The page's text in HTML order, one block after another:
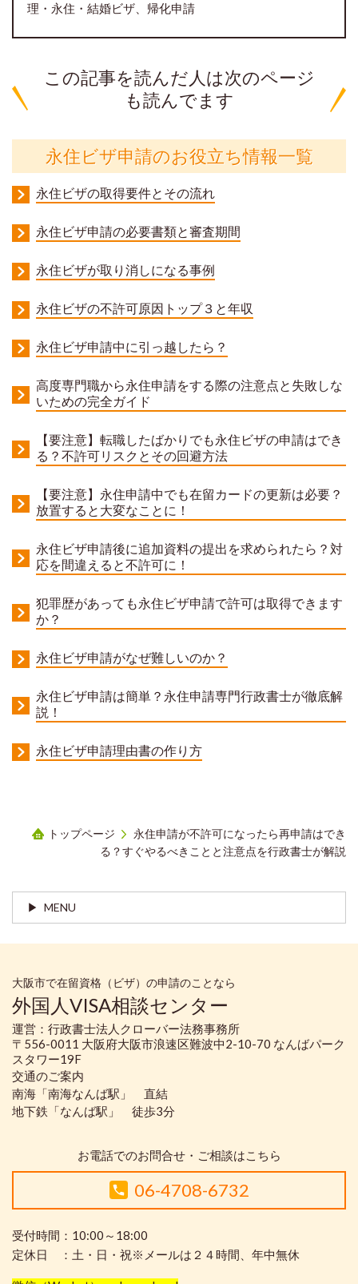
理・永住・結婚ビザ、帰化申請
この記事を読んだ人は次のページ
も読んでます
永住ビザ申請のお役立ち情報一覧
永住ビザの取得要件とその流れ
永住ビザ申請の必要書類と審査期間
永住ビザが取り消しになる事例
永住ビザの不許可原因トップ３と年収
永住ビザ申請中に引っ越したら？
高度専門職から永住申請をする際の注意点と失敗しな
いための完全ガイド
【要注意】転職したばかりでも永住ビザの申請はでき
る？不許可リスクとその回避方法
【要注意】永住申請中でも在留カードの更新は必要？
放置すると大変なことに！
永住ビザ申請後に追加資料の提出を求められたら？対
応を間違えると不許可に！
犯罪歴があっても永住ビザ申請で許可は取得できます
か？
永住ビザ申請がなぜ難しいのか？
永住ビザ申請は簡単？永住申請専門行政書士が徹底解
説！
永住ビザ申請理由書の作り方
トップページ
永住申請が不許可になったら再申請はでき
る？すぐやるべきことと注意点を行政書士が解説
MENU
大阪市で在留資格（ビザ）の申請のことなら
外国人VISA相談センター
運営：行政書士法人クローバー法務事務所
〒556-0011 大阪府大阪市浪速区難波中2-10-70 なんばパーク
スタワー19F
交通のご案内
南海「南海なんば駅」 直結
地下鉄「なんば駅」 徒歩3分
お電話でのお問合せ・ご相談はこちら
06-4708-6732
受付時間：10:00～18:00
定休日 ：土・日・祝※メールは２４時間、年中無休